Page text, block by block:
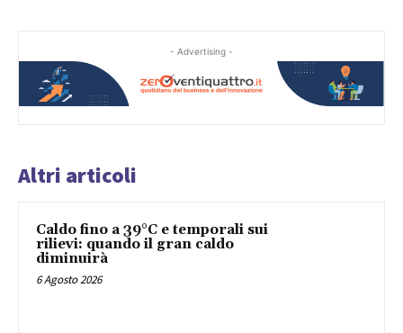
- Advertising -
Altri articoli
Caldo fino a 39°C e temporali sui
rilievi: quando il gran caldo
diminuirà
6 Agosto 2026